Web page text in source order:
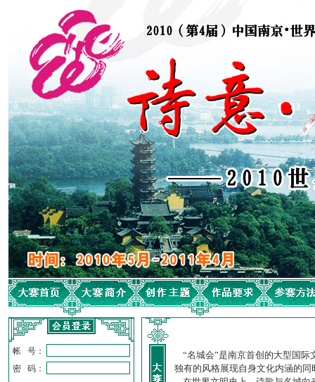
帐 号：
密 码：
“名城会”是南京首创的大型国际
独有的风格展现自身文化内涵的